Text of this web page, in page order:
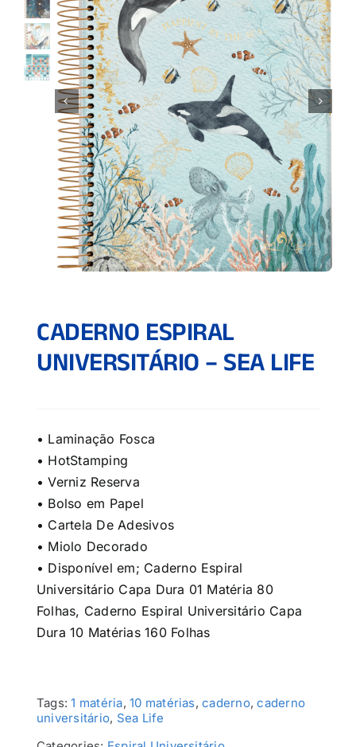
CADERNO ESPIRAL
UNIVERSITÁRIO – SEA LIFE
• Laminação Fosca
• HotStamping
• Verniz Reserva
• Bolso em Papel
• Cartela De Adesivos
• Miolo Decorado
• Disponível em; Caderno Espiral
Universitário Capa Dura 01 Matéria 80
Folhas, Caderno Espiral Universitário Capa
Dura 10 Matérias 160 Folhas
Tags:1 matéria,10 matérias,caderno,caderno
universitário, Sea Life